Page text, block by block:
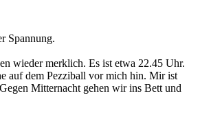
Spannung.
wieder merklich. Es ist etwa 22.45 Uhr.
auf dem Pezziball vor mich hin. Mir ist
Mitternacht gehen wir ins Bett und